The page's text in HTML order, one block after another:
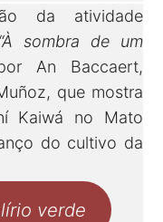
da atividade
“À sombra de um
An Baccaert,
que mostra
Kaiwá no Mato
do cultivo da
verde